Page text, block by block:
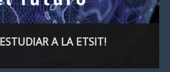
A LA ETSIT!